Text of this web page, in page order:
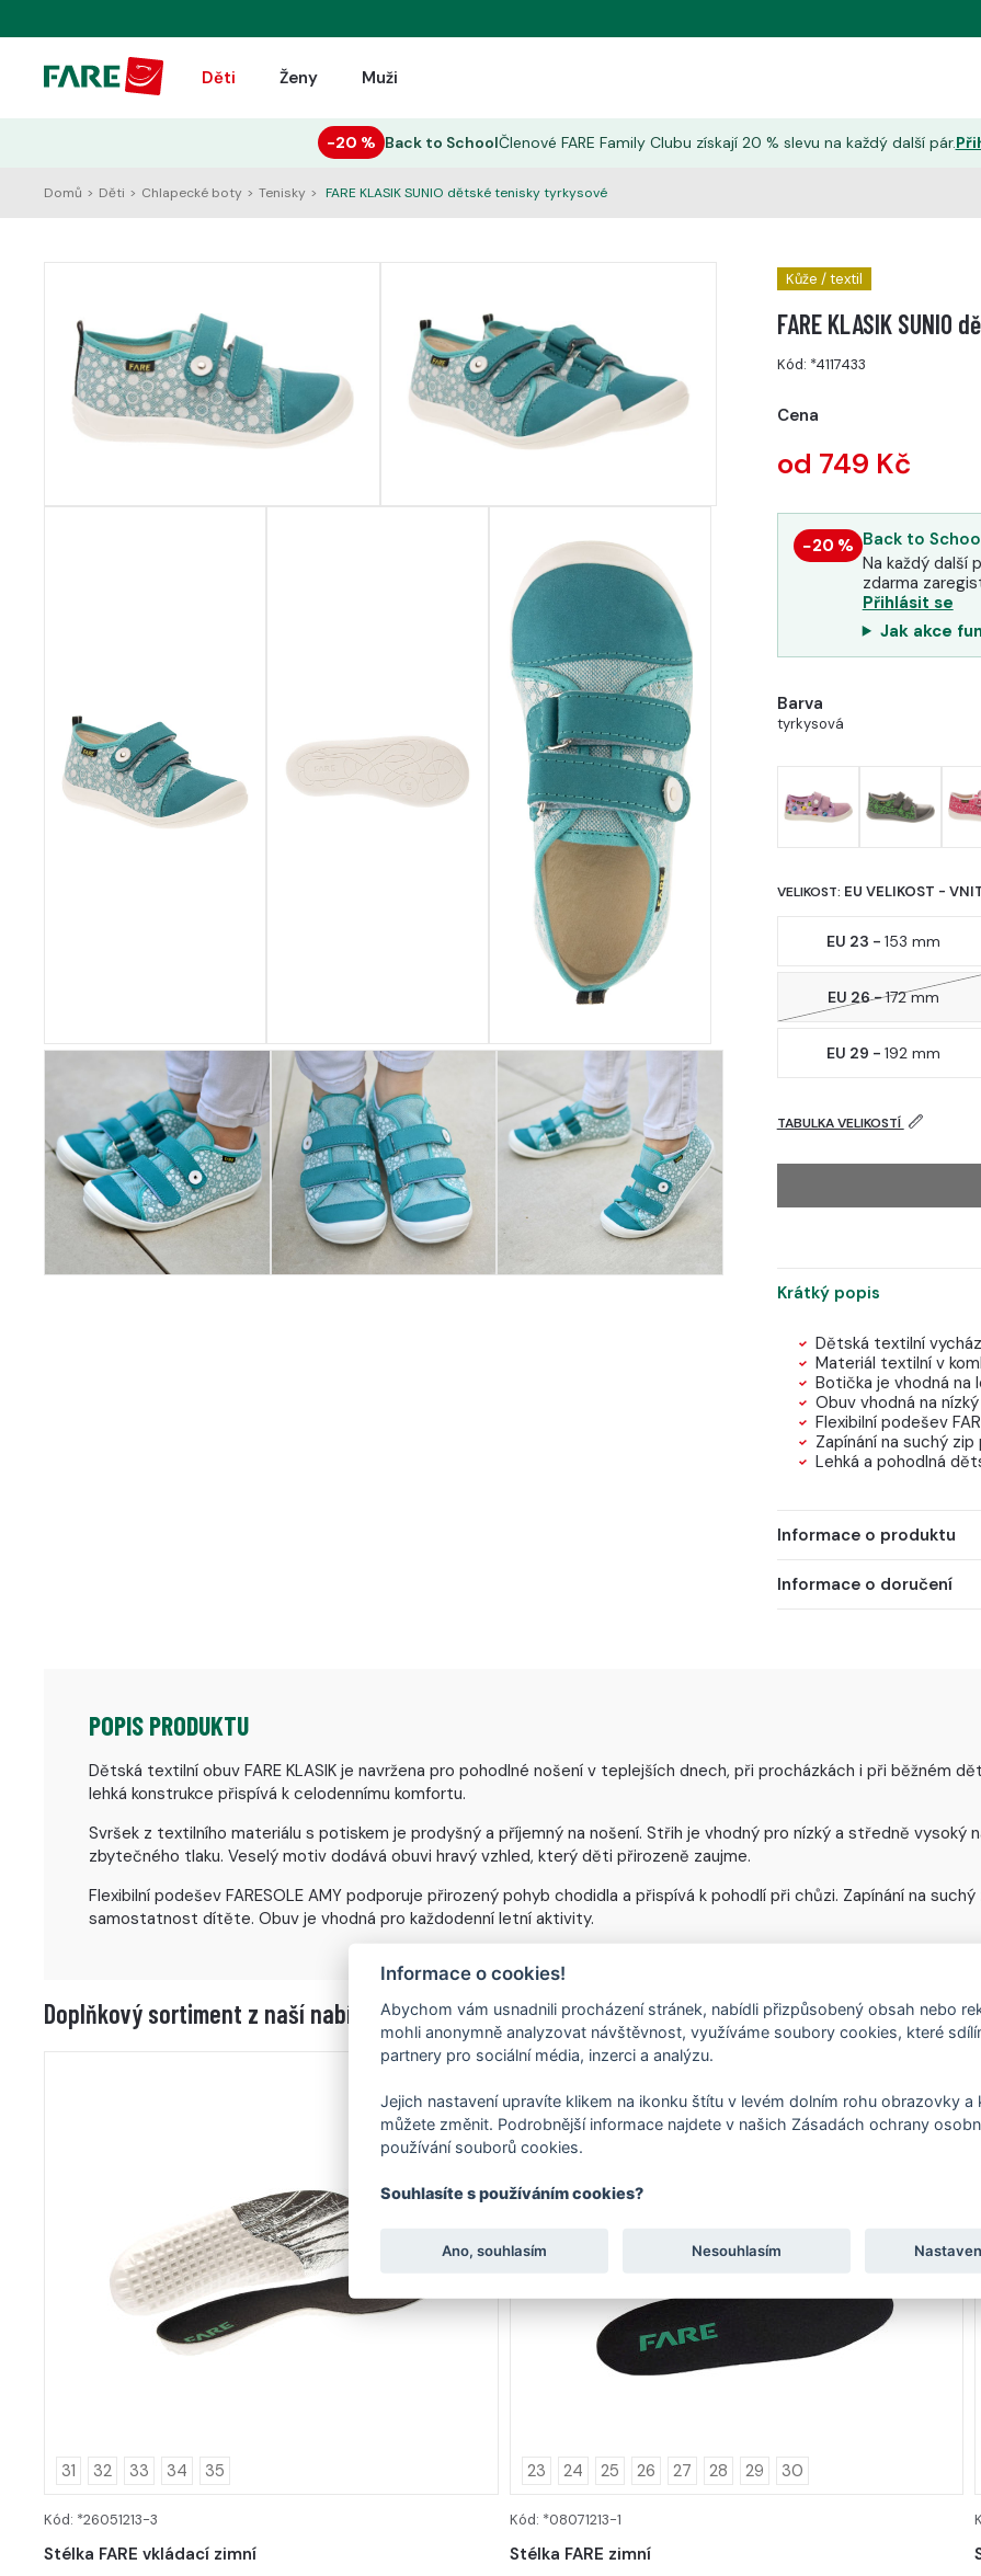
Děti Ženy Muži
−20 % Back to SchoolČlenové FARE Family Clubu získají 20 % slevu na každý další pár.
Domů > Děti > Chlapecké boty > Tenisky > FARE KLASIK SUNIO dětské tenisky tyrkysové
Kůže / textil
FARE KLASIK
Kód: *4117433
Cena
od 749 Kč
−20 % Back to
Na každý další
zdarma
Přihlásit se
Jak akce
Barva
tyrkysová
VELIKOST: EU VELIKOST -
EU 23 -153 mm
EU 26 -172 mm
EU 29 -192 mm
TABULKA VELIKOSTÍ
Krátký popis
Dětská textilní
Materiál textilní v
Botička je vhodná na
Obuv vhodná na
Flexibilní podešev
Zapínání na suchý
Lehká a pohodlná
Informace o produktu
Informace o doručení
POPIS PRODUKTU
Dětská textilní obuv FARE KLASIK je navržena pro pohodlné nošení v teplejších dnech, při procházkách i při běžném
lehká konstrukce přispívá k celodennímu komfortu.
Svršek z textilního materiálu s potiskem je prodyšný a příjemný na nošení. Střih je vhodný pro nízký a středně vysoký
zbytečného tlaku. Veselý motiv dodává obuvi hravý vzhled, který děti přirozeně zaujme.
Flexibilní podešev FARESOLE AMY podporuje přirozený pohyb chodidla a přispívá k pohodlí při chůzi. Zapínání na
samostatnost dítěte. Obuv je vhodná pro každodenní letní aktivity.
Doplňkový sortiment z naší nabídky
31 32 33 34 35
Kód: *26051213-3
Stélka FARE vkládací zimní
23 24 25 26 27 28 29 30
Kód: *08071213-1
Stélka FARE zimní
Informace o cookies!
Abychom vám usnadnili procházení stránek, nabídli přizpůsobený obsah nebo
mohli anonymně analyzovat návštěvnost, využíváme soubory cookies, které
partnery pro sociální média, inzerci a analýzu.
Jejich nastavení upravíte klikem na ikonku štítu v levém dolním rohu obrazovky a
můžete změnit. Podrobnější informace najdete v našich Zásadách ochrany
používání souborů cookies.
Souhlasíte s používáním cookies?
Ano, souhlasím Nesouhlasím